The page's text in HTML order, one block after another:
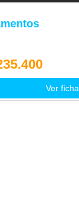
Ver ficha